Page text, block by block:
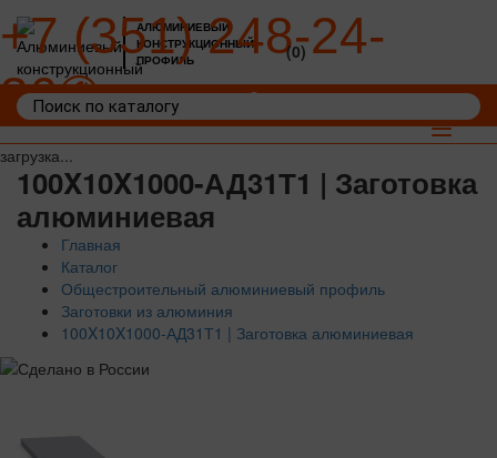
загрузка...
АЛЮМИНИЕВЫЙ
КОНСТРУКЦИОННЫЙ
ПРОФИЛЬ
+7 (351) 248-24-
36
(0)
Toggle
100X10X1000-АД31Т1 | Заготовка
алюминиевая
Главная
Каталог
Общестроительный алюминиевый профиль
Заготовки из алюминия
100X10X1000-АД31Т1 | Заготовка алюминиевая